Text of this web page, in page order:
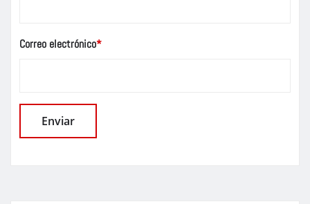
Correo electrónico*